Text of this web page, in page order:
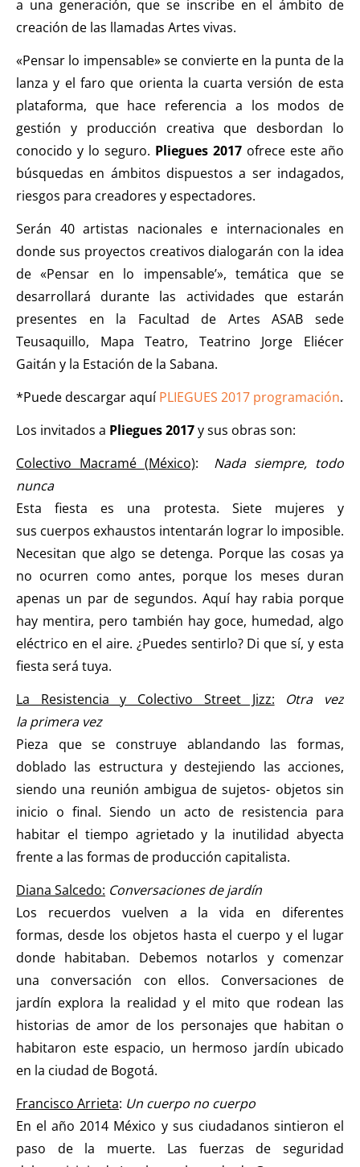
a una generación, que se inscribe en el ámbito de
creación de las llamadas Artes vivas.
«Pensar lo impensable» se convierte en la punta de la
lanza y el faro que orienta la cuarta versión de esta
plataforma, que hace referencia a los modos de
gestión y producción creativa que desbordan lo
conocido y lo seguro. Pliegues 2017 ofrece este año
búsquedas en ámbitos dispuestos a ser indagados,
riesgos para creadores y espectadores.
Serán 40 artistas nacionales e internacionales en
donde sus proyectos creativos dialogarán con la idea
de «Pensar en lo impensable’», temática que se
desarrollará durante las actividades que estarán
presentes en la Facultad de Artes ASAB sede
Teusaquillo, Mapa Teatro, Teatrino Jorge Eliécer
Gaitán y la Estación de la Sabana.
*Puede descargar aquíPLIEGUES 2017 programación.
Los invitados a Pliegues 2017y sus obras son:
Colectivo Macramé (México): Nada siempre, todo
nunca
Esta fiesta es una protesta. Siete mujeres y
sus cuerpos exhaustos intentarán lograr lo imposible.
Necesitan que algo se detenga. Porque las cosas ya
no ocurren como antes, porque los meses duran
apenas un par de segundos. Aquí hay rabia porque
hay mentira, pero también hay goce, humedad, algo
eléctrico en el aire. ¿Puedes sentirlo? Di que sí, y esta
fiesta será tuya.
La Resistencia y Colectivo Street Jizz: Otra vez
la primera vez
Pieza que se construye ablandando las formas,
doblado las estructura y destejiendo las acciones,
siendo una reunión ambigua de sujetos- objetos sin
inicio o final. Siendo un acto de resistencia para
habitar el tiempo agrietado y la inutilidad abyecta
frente a las formas de producción capitalista.
Diana Salcedo: Conversaciones de jardín
Los recuerdos vuelven a la vida en diferentes
formas, desde los objetos hasta el cuerpo y el lugar
donde habitaban. Debemos notarlos y comenzar
una conversación con ellos. Conversaciones de
jardín explora la realidad y el mito que rodean las
historias de amor de los personajes que habitan o
habitaron este espacio, un hermoso jardín ubicado
en la ciudad de Bogotá.
Francisco Arrieta: Un cuerpo no cuerpo
En el año 2014 México y sus ciudadanos sintieron el
paso de la muerte. Las fuerzas de seguridad